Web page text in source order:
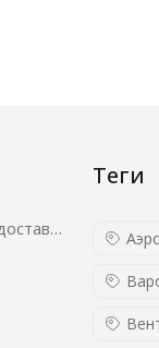
Условия оплаты и доставки
Теги